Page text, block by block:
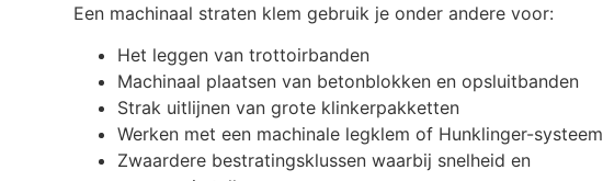
Een machinaal straten klem gebruik je onder andere voor:
Het leggen van trottoirbanden
Machinaal plaatsen van betonblokken en opsluitbanden
Strak uitlijnen van grote klinkerpakketten
Werken met een machinale legklem of Hunklinger-systeem
Zwaardere bestratingsklussen waarbij snelheid en